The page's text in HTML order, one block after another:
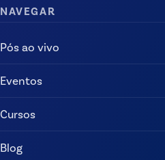
NAVEGAR
Pós ao vivo
Eventos
Cursos
Blog